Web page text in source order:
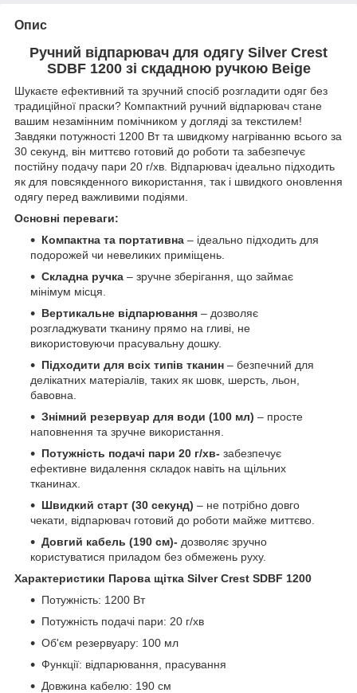
Опис
Ручний відпарювач для одягу Silver Crest
SDBF 1200 зі скдадною ручкою Beige
Шукаєте ефективний та зручний спосіб розгладити одяг без
традиційної праски? Компактний ручний відпарювач стане
вашим незамінним помічником у догляді за текстилем!
Завдяки потужності 1200 Вт та швидкому нагріванню всього за
30 секунд, він миттєво готовий до роботи та забезпечує
постійну подачу пари 20 г/хв. Відпарювач ідеально підходить
як для повсякденного використання, так і швидкого оновлення
одягу перед важливими подіями.
Основні переваги:
Компактна та портативна – ідеально підходить для
подорожей чи невеликих приміщень.
Складна ручка – зручне зберігання, що займає
мінімум місця.
Вертикальне відпарювання – дозволяє
розгладжувати тканину прямо на гливі, не
використовуючи прасувальну дошку.
Підходити для всіх типів тканин – безпечний для
делікатних матеріалів, таких як шовк, шерсть, льон,
бавовна.
Знімний резервуар для води (100 мл) – просте
наповнення та зручне використання.
Потужність подачі пари 20 г/хв- забезпечує
ефективне видалення складок навіть на щільних
тканинах.
Швидкий старт (30 секунд) – не потрібно довго
чекати, відпарювач готовий до роботи майже миттєво.
Довгий кабель (190 см)- дозволяє зручно
користуватися приладом без обмежень руху.
Характеристики Парова щітка Silver Crest SDBF 1200
Потужність: 1200 Вт
Потужність подачі пари: 20 г/хв
Об'єм резервуару: 100 мл
Функції: відпарювання, прасування
Довжина кабелю: 190 см